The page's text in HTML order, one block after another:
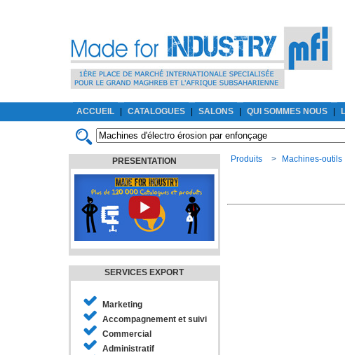
ACCUEIL CATALOGUES SALONS QUI SOMMES NOUS
PRESENTATION
SERVICES EXPORT
Marketing
Accompagnement et suivi
Commercial
Administratif
Produits > Machines-outils